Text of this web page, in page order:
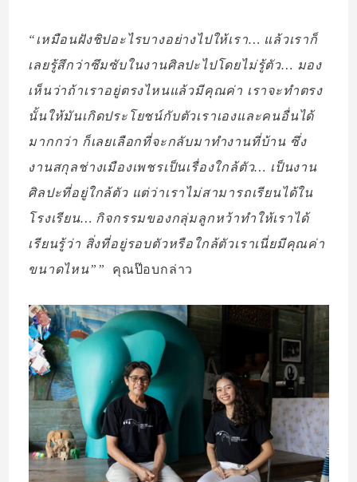
“เหมือนฝังชิปอะไรบางอย่างไปให้เรา… แล้วเราก็
เลยรู้สึกว่าซึมซับในงานศิลปะไปโดยไม่รู้ตัว… มอง
เห็นว่าถ้าเราอยู่ตรงไหนแล้วมีคุณค่า เราจะทำตรง
นั้นให้มันเกิดประโยชน์กับตัวเราเองและคนอื่นได้
มากกว่า ก็เลยเลือกที่จะกลับมาทำงานที่บ้าน ซึ่ง
งานสกุลช่างเมืองเพชรเป็นเรื่องใกล้ตัว… เป็นงาน
ศิลปะที่อยู่ใกล้ตัว แต่ว่าเราไม่สามารถเรียนได้ใน
โรงเรียน… กิจกรรมของกลุ่มลูกหว้าทำให้เราได้
เรียนรู้ว่า สิ่งที่อยู่รอบตัวหรือใกล้ตัวเราเนี่ยมีคุณค่า
ขนาดไหน”” คุณป๊อบกล่าว